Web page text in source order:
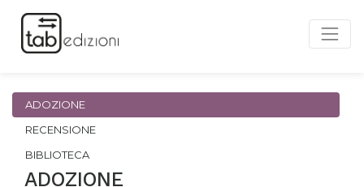
ADOZIONE
RECENSIONE
BIBLIOTECA
ADOZIONE